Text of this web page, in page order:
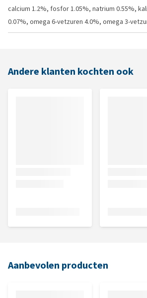
calcium 1.2%, fosfor 1.05%, natrium 0.55%,
0.07%, omega 6-vetzuren 4.0%, omega 3-
Andere klanten kochten ook
Aanbevolen producten